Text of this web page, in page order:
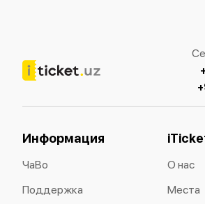
Информация
ЧаВо
Поддержка
О нас
Места